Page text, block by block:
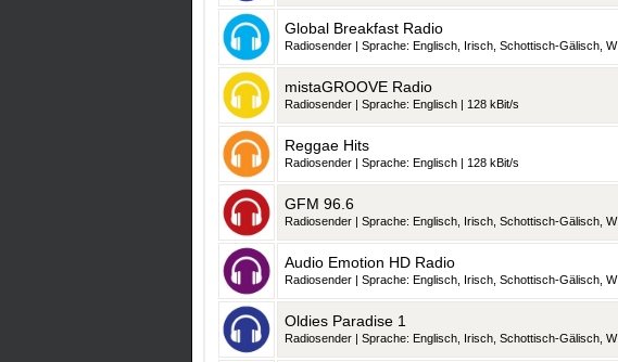
Global Breakfast Radio
Radiosender | Sprache: Englisch, Irisch, Schottisch-Gälisch, Walisisch und weitere Sprachen | 128 kBit/s
mistaGROOVE Radio
Radiosender | Sprache: Englisch | 128 kBit/s
Reggae Hits
Radiosender | Sprache: Englisch | 128 kBit/s
GFM 96.6
Radiosender | Sprache: Englisch, Irisch, Schottisch-Gälisch, Walisisch und weitere Sprachen | 128 kBit/s
Audio Emotion HD Radio
Radiosender | Sprache: Englisch, Irisch, Schottisch-Gälisch, Walisisch und weitere Sprachen | 128 kBit/s
Oldies Paradise 1
Radiosender | Sprache: Englisch, Irisch, Schottisch-Gälisch, Walisisch und weitere Sprachen | 128 kBit/s